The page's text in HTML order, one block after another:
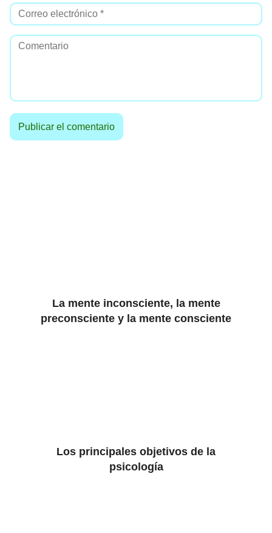
La mente inconsciente, la mente
preconsciente y la mente consciente
Los principales objetivos de la
psicología